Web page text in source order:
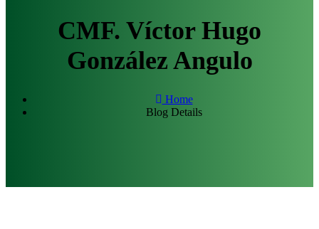
CMF. Víctor Hugo
González Angulo
Home
Blog Details